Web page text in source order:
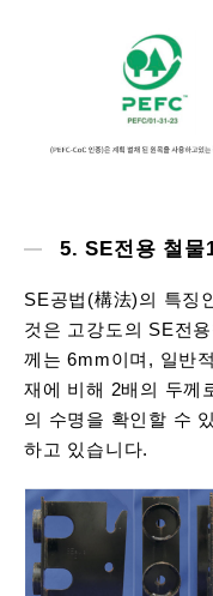
5. SE전용 철물
SE공법(構法)의 특징
것은 고강도의 SE전
께는 6mm이며, 일반
재에 비해 2배의 두께
의 수명을 확인할 수
하고 있습니다.